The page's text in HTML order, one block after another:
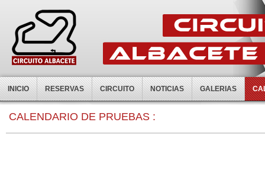
INICIO RESERVAS CIRCUITO NOTICIAS GALERIAS
CALENDARIO DE PRUEBAS :
0:00